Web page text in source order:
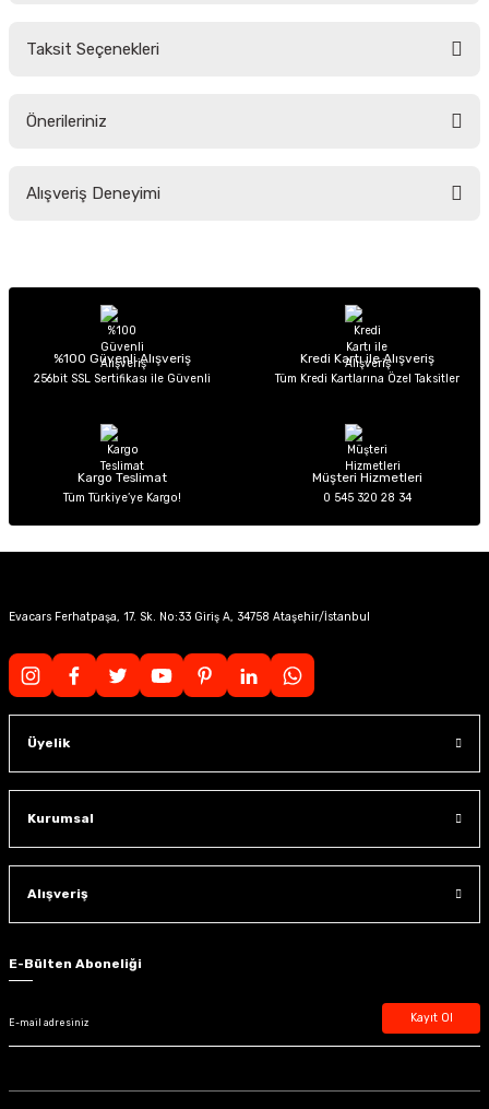
Taksit Seçenekleri
Önerileriniz
yetersiz gördüğünüz noktaları öneri formunu kullanarak tarafımıza
Ürün açıklamasında eksik bilgiler bulunuyor.
Ürün bilgilerinde hatalar bulunuyor.
Ürün fiyatı diğer sitelerden daha pahalı.
Alışveriş Deneyimi
Sitemize ilk yorumu siz yapın!
%100 Güvenli Alışveriş
256bit SSL Sertifikası ile Güvenli
Kredi Kartı ile Alışveriş
Tüm Kredi Kartlarına Özel Taksitler
Kargo Teslimat
Tüm Türkiye’ye Kargo!
Müşteri Hizmetleri
0 545 320 28 34
Evacars Ferhatpaşa, 17. Sk. No:33 Giriş A, 34758 Ataşehir/İstanbul
Üyelik
Kurumsal
Alışveriş
E-Bülten Aboneliği
Kayıt Ol